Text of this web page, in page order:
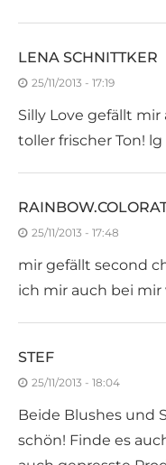
LENA SCHNITTKER
25/11/2013 - 17:19
Silly Love gefällt
toller frischer Ton! lg
25/11/2013 - 17:48
mir gefällt second
ich mir auch bei
STEF
25/11/2013 - 18:04
Beide Blushes und
schön! Finde es